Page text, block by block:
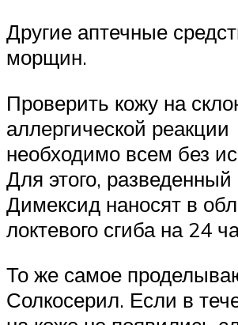
Другие аптечные
морщин.
Проверить кожу на
аллергической реакции
необходимо всем без
Для этого, разведенный
Димексид наносят в
локтевого сгиба на 24
То же самое
Солкосерил. Если в